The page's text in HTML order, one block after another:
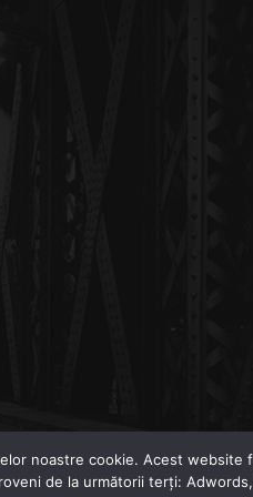
noastre cookie. Acest website
de la următorii terți: